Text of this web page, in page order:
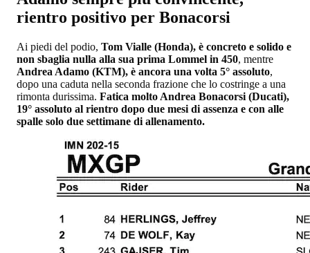
rientro positivo per Bonacorsi
Ai piedi del podio, Tom Vialle (Honda), è concreto e solido e
non sbaglia nulla alla sua prima Lommel in 450, mentre
Andrea Adamo (KTM), è ancora una volta 5° assoluto,
dopo una caduta nella seconda frazione che lo costringe a una
rimonta durissima. Fatica molto Andrea Bonacorsi (Ducati),
19° assoluto al rientro dopo due mesi di assenza e con alle
spalle solo due settimane di allenamento.